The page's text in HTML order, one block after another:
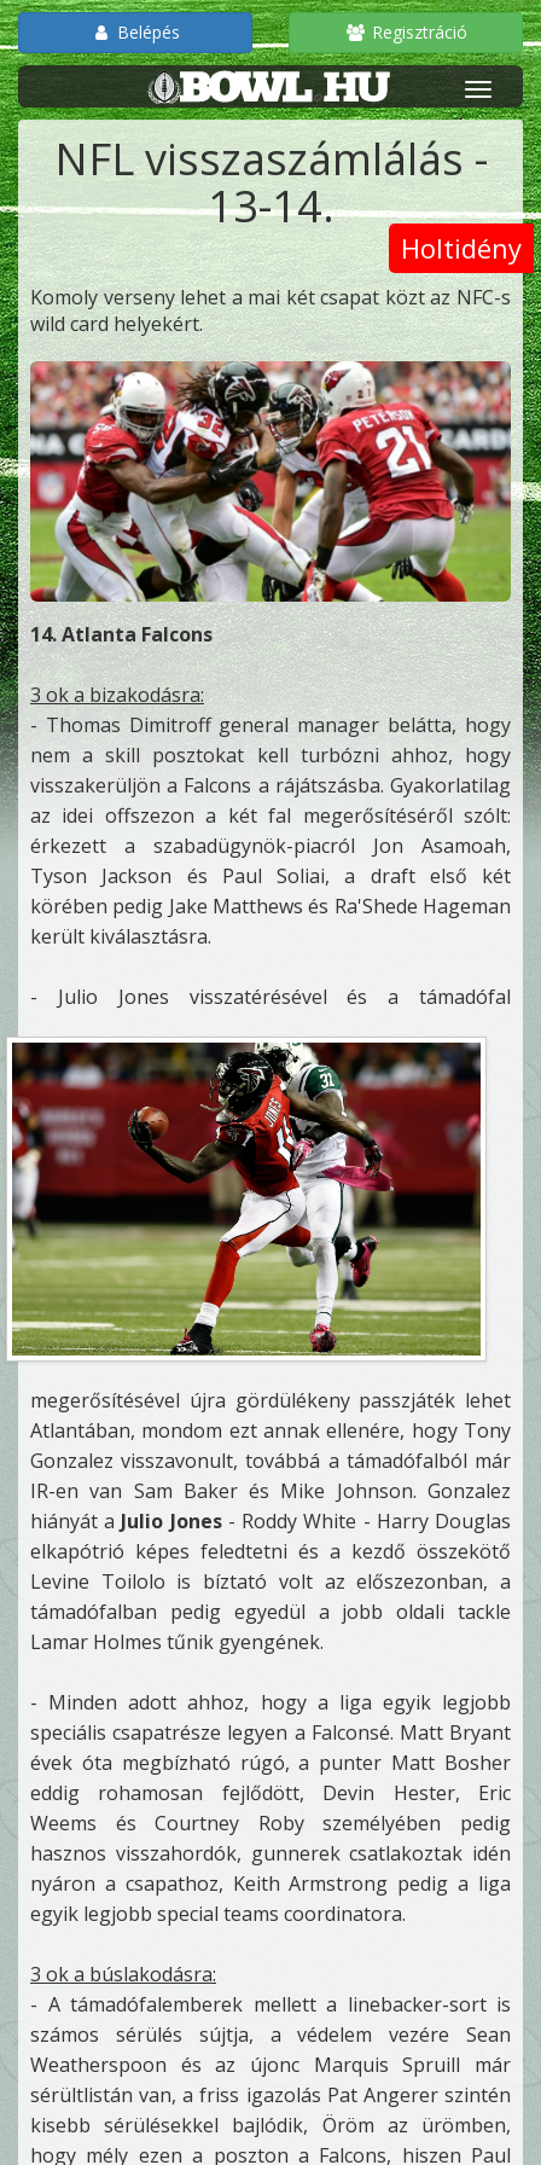
Belépés Regisztráció
NFL visszaszámlálás -
13-14.
Holtidény
Komoly verseny lehet a mai két csapat közt az NFC-s
wild card helyekért.
14. Atlanta Falcons
3 ok a bizakodásra:
- Thomas Dimitroff general manager belátta, hogy
nem a skill posztokat kell turbózni ahhoz, hogy
visszakerüljön a Falcons a rájátszásba. Gyakorlatilag
az idei offszezon a két fal megerősítéséről szólt:
érkezett a szabadügynök-piacról Jon Asamoah,
Tyson Jackson és Paul Soliai, a draft első két
körében pedig Jake Matthews és Ra'Shede Hageman
került kiválasztásra.
- Julio Jones visszatérésével és a támadófal
megerősítésével újra gördülékeny passzjáték lehet
Atlantában, mondom ezt annak ellenére, hogy Tony
Gonzalez visszavonult, továbbá a támadófalból már
IR-en van Sam Baker és Mike Johnson. Gonzalez
hiányát a Julio Jones- Roddy White - Harry Douglas
elkapótrió képes feledtetni és a kezdő összekötő
Levine Toilolo is bíztató volt az előszezonban, a
támadófalban pedig egyedül a jobb oldali tackle
Lamar Holmes tűnik gyengének.
- Minden adott ahhoz, hogy a liga egyik legjobb
speciális csapatrésze legyen a Falconsé. Matt Bryant
évek óta megbízható rúgó, a punter Matt Bosher
eddig rohamosan fejlődött, Devin Hester, Eric
Weems és Courtney Roby személyében pedig
hasznos visszahordók, gunnerek csatlakoztak idén
nyáron a csapathoz, Keith Armstrong pedig a liga
egyik legjobb special teams coordinatora.
3 ok a búslakodásra:
- A támadófalemberek mellett a linebacker-sort is
számos sérülés sújtja, a védelem vezére Sean
Weatherspoon és az újonc Marquis Spruill már
sérültlistán van, a friss igazolás Pat Angerer szintén
kisebb sérülésekkel bajlódik, Öröm az ürömben,
hogy mély ezen a poszton a Falcons, hiszen Paul